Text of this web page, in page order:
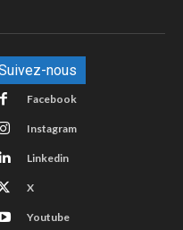
nous
Facebook
Instagram
Linkedin
X
Youtube